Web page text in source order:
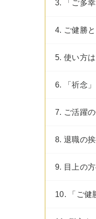
3. 「ご多
4. ご健勝
5. 使い方
6. 「祈念
7. ご活躍
8. 退職の
9. 目上の
10. 「ご健